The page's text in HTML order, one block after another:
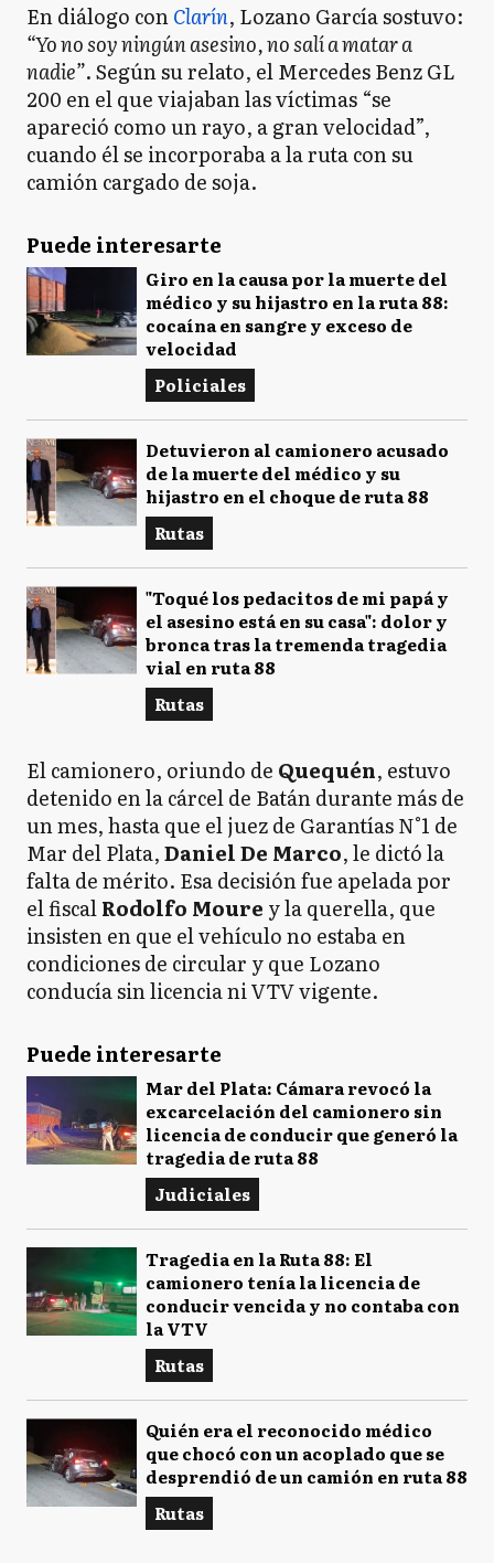
En diálogo conClarín, Lozano García sostuvo:
“Yo no soy ningún asesino, no salí a matar a
nadie”. Según su relato, el Mercedes Benz GL
200 en el que viajaban las víctimas “se
apareció como un rayo, a gran velocidad”,
cuando él se incorporaba a la ruta con su
camión cargado de soja.
Puede interesarte
Giro en la causa por la muerte del
médico y su hijastro en la ruta 88:
cocaína en sangre y exceso de
velocidad
Policiales
Detuvieron al camionero acusado
de la muerte del médico y su
hijastro en el choque de ruta 88
Rutas
"Toqué los pedacitos de mi papá y
el asesino está en su casa": dolor y
bronca tras la tremenda tragedia
vial en ruta 88
Rutas
El camionero, oriundo de Quequén, estuvo
detenido en la cárcel de Batán durante más de
un mes, hasta que el juez de Garantías N°1 de
Mar del Plata,Daniel De Marco, le dictó la
falta de mérito. Esa decisión fue apelada por
el fiscalRodolfo Moure y la querella, que
insisten en que el vehículo no estaba en
condiciones de circular y que Lozano
conducía sin licencia ni VTV vigente.
Puede interesarte
Mar del Plata: Cámara revocó la
excarcelación del camionero sin
licencia de conducir que generó la
tragedia de ruta 88
Judiciales
Tragedia en la Ruta 88: El
camionero tenía la licencia de
conducir vencida y no contaba con
la VTV
Rutas
Quién era el reconocido médico
que chocó con un acoplado que se
desprendió de un camión en ruta 88
Rutas